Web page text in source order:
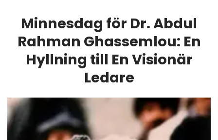
Minnesdag för Dr. Abdul
Rahman Ghassemlou: En
Hyllning till En Visionär
Ledare